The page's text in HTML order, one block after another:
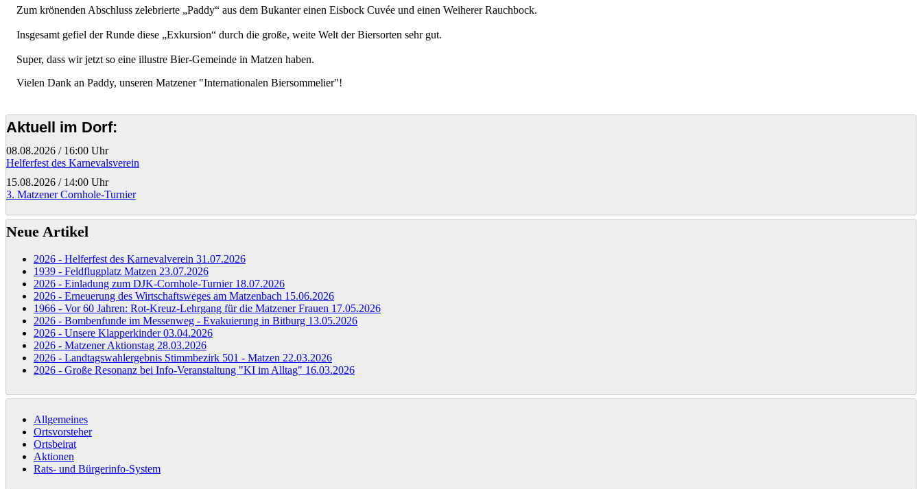
Zum krönenden Abschluss zelebrierte „Paddy“ aus dem Bukanter einen Eisbock Cuvée und einen Weiherer Rauchbock.
Insgesamt gefiel der Runde diese „Exkursion“ durch die große, weite Welt der Biersorten sehr gut.
Super, dass wir jetzt so eine illustre Bier-Gemeinde in Matzen haben.
Vielen Dank an Paddy, unseren Matzener "Internationalen Biersommelier"!
Aktuell im Dorf:
08.08.2026 / 16:00 Uhr
Helferfest des Karnevalsverein
15.08.2026 / 14:00 Uhr
3. Matzener Cornhole-Turnier
Neue Artikel
2026 - Helferfest des Karnevalverein 31.07.2026
1939 - Feldflugplatz Matzen 23.07.2026
2026 - Einladung zum DJK-Cornhole-Turnier 18.07.2026
2026 - Erneuerung des Wirtschaftsweges am Matzenbach 15.06.2026
1966 - Vor 60 Jahren: Rot-Kreuz-Lehrgang für die Matzener Frauen 17.05.2026
2026 - Bombenfunde im Messenweg - Evakuierung in Bitburg 13.05.2026
2026 - Unsere Klapperkinder03.04.2026
2026 - Matzener Aktionstag 28.03.2026
2026 - Landtagswahlergebnis Stimmbezirk 501 - Matzen 22.03.2026
2026 - Große Resonanz bei Info-Veranstaltung "KI im Alltag" 16.03.2026
Allgemeines
Ortsvorsteher
Ortsbeirat
Aktionen
Rats- und Bürgerinfo-System